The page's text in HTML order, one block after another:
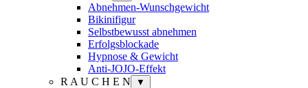
Abnehmen-Wunschgewicht
Bikinifigur
Selbstbewusst abnehmen
Erfolgsblockade
Hypnose & Gewicht
Anti-JOJO-Effekt
R A U C H E N
▼